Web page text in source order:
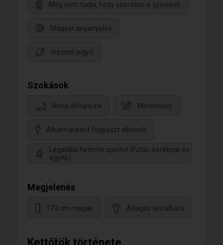
Kettőtök története
Még nem tudja, hogy szeretne-e gyereket
Magyar anyanyelvű
Vízöntő jegyű
Szokások
Néha dohányzik Mindenevő
Alkalmanként fogyaszt alkoholt
Legalább hetente sportol (Futás, kerékpár és
egyéb)
Megjelenés
173 cm magas Átlagos testalkatú